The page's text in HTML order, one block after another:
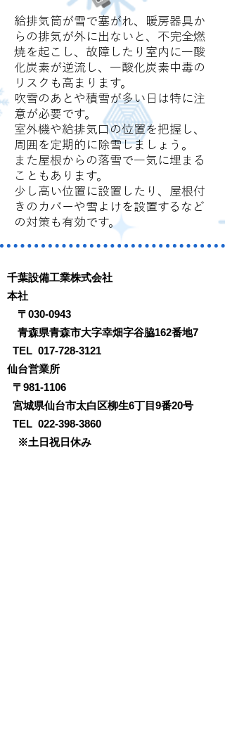
給排気筒が雪で塞がれ、暖房器具か
らの排気が外に出ないと、不完全燃
焼を起こし、故障したり室内に一酸
化炭素が逆流し、一酸化炭素中毒の
リスクも高まります。
吹雪のあとや積雪が多い日は特に注
意が必要です。
室外機や給排気口の位置を把握し、
周囲を定期的に除雪しましょう。
また屋根からの落雪で一気に埋まる
こともあります。
少し高い位置に設置したり、屋根付
きのカバーや雪よけを設置するなど
の対策も有効です。
千葉設備工業株式会社
本社
〒030-0943
青森県青森市大字幸畑字谷脇162番地7
TEL 017-728-3121
仙台営業所
〒981-1106
宮城県仙台市太白区柳生6丁目9番20号
TEL 022-398-3860
※土日祝日休み​